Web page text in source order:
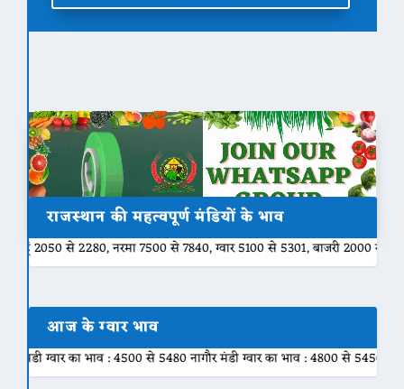
राजस्थान की महत्वपूर्ण मंडियों के भाव
7500 से 7840, ग्वार 5100 से 5301, बाजरी 2000 से 2200, मुंग 6800 से
आज के ग्वार भाव
से 5480 नागौर मंडी ग्वार का भाव : 4800 से 5450 नोखा मंडी ग्वार का